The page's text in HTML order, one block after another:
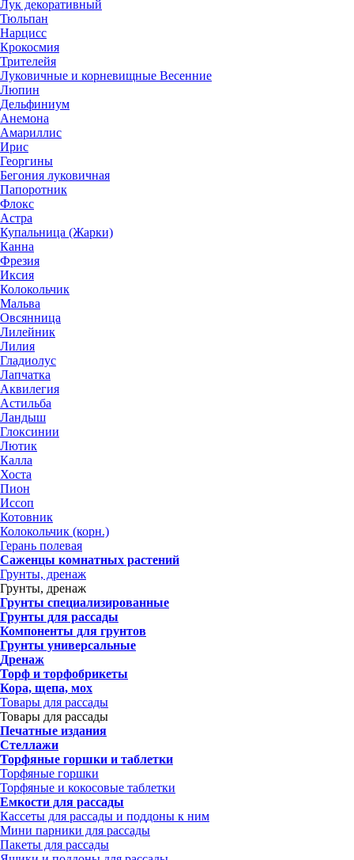
Лук декоративный
Тюльпан
Нарцисс
Крокосмия
Трителейя
Луковичные и корневищные Весенние
Люпин
Дельфиниум
Анемона
Амариллис
Ирис
Георгины
Бегония луковичная
Папоротник
Флокс
Астра
Купальница (Жарки)
Канна
Фрезия
Иксия
Колокольчик
Мальва
Овсянница
Лилейник
Лилия
Гладиолус
Лапчатка
Аквилегия
Астильба
Ландыш
Глоксинии
Лютик
Калла
Хоста
Пион
Иссоп
Котовник
Колокольчик (корн.)
Герань полевая
Саженцы комнатных растений
Грунты, дренаж
Грунты, дренаж
Грунты специализированные
Грунты для рассады
Компоненты для грунтов
Грунты универсальные
Дренаж
Торф и торфобрикеты
Кора, щепа, мох
Товары для рассады
Товары для рассады
Печатные издания
Стеллажи
Торфяные горшки и таблетки
Торфяные горшки
Торфяные и кокосовые таблетки
Емкости для рассады
Кассеты для рассады и поддоны к ним
Мини парники для рассады
Пакеты для рассады